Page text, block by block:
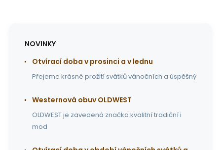
NOVINKY
Otvírací doba v prosinci a v lednu
Přejeme krásné prožití svátků vánočních a úspěšný
Westernová obuv OLDWEST
OLDWEST je zavedená značka kvalitní tradiční i
mod